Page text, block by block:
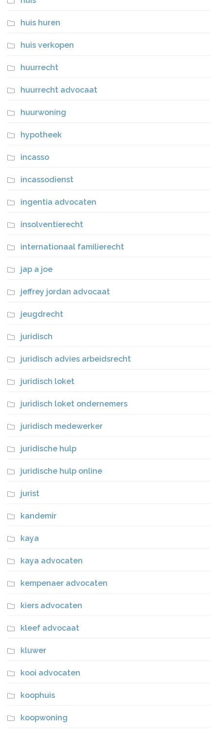
huis huren
huis verkopen
huurrecht
huurrecht advocaat
huurwoning
hypotheek
incasso
incassodienst
ingentia advocaten
insolventierecht
internationaal familierecht
jap a joe
jeffrey jordan advocaat
jeugdrecht
juridisch
juridisch advies arbeidsrecht
juridisch loket
juridisch loket ondernemers
juridisch medewerker
juridische hulp
juridische hulp online
jurist
kandemir
kaya
kaya advocaten
kempenaer advocaten
kiers advocaten
kleef advocaat
kluwer
kooi advocaten
koophuis
koopwoning